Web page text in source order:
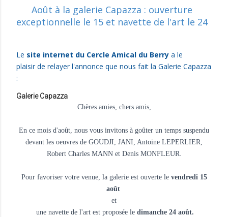
Août à la galerie Capazza : ouverture
exceptionnelle le 15 et navette de l'art le 24
Le site internet du Cercle Amical du Berry a le
plaisir de relayer l'annonce que nous fait la Galerie Capazza
:
Galerie Capazza
Chères amies, chers amis,
En ce mois d'août, nous vous invitons à goûter un temps suspendu
devant les oeuvres de GOUDJI, JANI, Antoine LEPERLIER,
Robert Charles MANN et Denis MONFLEUR.
Pour favoriser votre venue, la galerie est ouverte le vendredi 15
août
et
une navette de l'art est proposée le dimanche 24 août.